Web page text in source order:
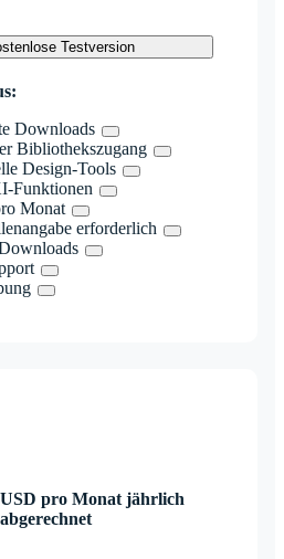
Testversion
Downloads
Bibliothekszugang
Design-Tools
Funktionen
Monat
erforderlich
USD pro Monat jährlich
abgerechnet